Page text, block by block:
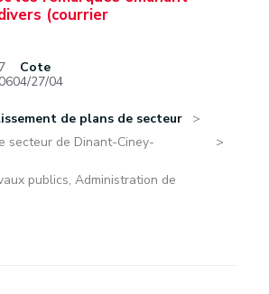
(courrier
Cote
27/04
de plans de secteur
secteur de Dinant-Ciney-
publics, Administration de